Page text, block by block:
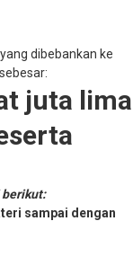
dibebankan ke
juta lima
sampai dengan